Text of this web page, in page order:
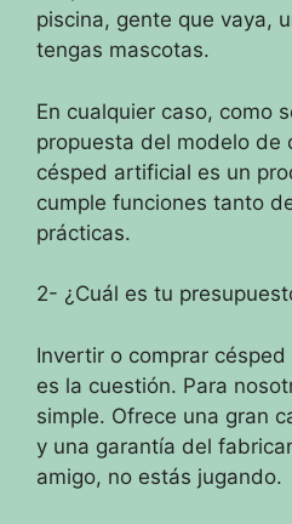
piscina, gente que vaya,
tengas mascotas.
En cualquier caso, como
propuesta del modelo de
césped artificial es un
cumple funciones tanto
prácticas.
2- ¿Cuál es tu
Invertir o comprar
es la cuestión. Para
simple. Ofrece una gran
y una garantía del
amigo, no estás jugando.